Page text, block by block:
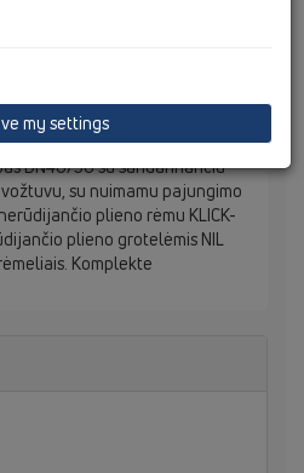
DN40/50 su sandarinančiu
su nuimamu pajungimo
plieno rėmu KLICK-
plieno grotelėmis NIL
Komplekte
my settings